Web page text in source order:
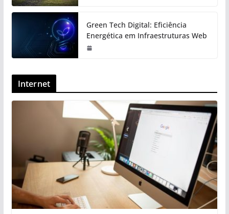
Green Tech Digital: Eficiência
Energética em Infraestruturas Web
Internet